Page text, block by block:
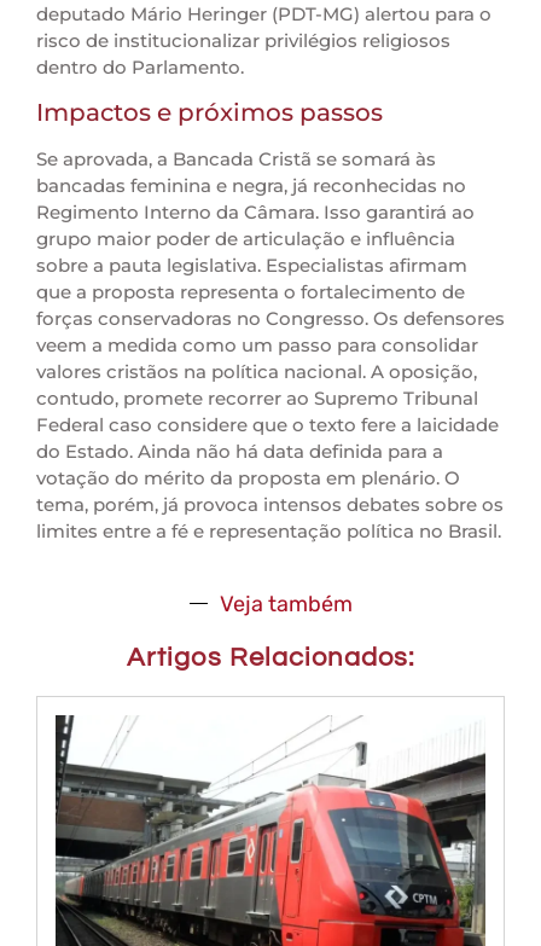
deputado Mário Heringer (PDT-MG) alertou para o
risco de institucionalizar privilégios religiosos
dentro do Parlamento.
Impactos e próximos passos
Se aprovada, a Bancada Cristã se somará às
bancadas feminina e negra, já reconhecidas no
Regimento Interno da Câmara. Isso garantirá ao
grupo maior poder de articulação e influência
sobre a pauta legislativa. Especialistas afirmam
que a proposta representa o fortalecimento de
forças conservadoras no Congresso. Os defensores
veem a medida como um passo para consolidar
valores cristãos na política nacional. A oposição,
contudo, promete recorrer ao Supremo Tribunal
Federal caso considere que o texto fere a laicidade
do Estado. Ainda não há data definida para a
votação do mérito da proposta em plenário. O
tema, porém, já provoca intensos debates sobre os
limites entre a fé e representação política no Brasil.
Veja também
Artigos Relacionados: